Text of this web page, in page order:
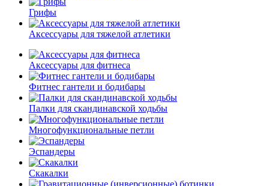
Грифы
Аксессуары для тяжелой атлетики
Аксессуары для фитнеса
Фитнес гантели и бодибары
Палки для скандинавской ходьбы
Многофункциональные петли
Эспандеры
Скакалки